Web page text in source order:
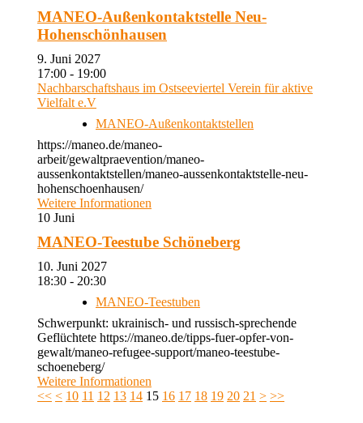
MANEO-Außenkontaktstelle Neu-
Hohenschönhausen
9. Juni 2027
17:00 - 19:00
Nachbarschaftshaus im Ostseeviertel Verein für aktive
Vielfalt e.V
MANEO-Außenkontaktstellen
https://maneo.de/maneo-
arbeit/gewaltpraevention/maneo-
aussenkontaktstellen/maneo-aussenkontaktstelle-neu-
hohenschoenhausen/
Weitere Informationen
10 Juni
MANEO-Teestube Schöneberg
10. Juni 2027
18:30 - 20:30
MANEO-Teestuben
Schwerpunkt: ukrainisch- und russisch-sprechende
Geflüchtete https://maneo.de/tipps-fuer-opfer-von-
gewalt/maneo-refugee-support/maneo-teestube-
schoeneberg/
Weitere Informationen
<< < 10 11 12 13 14 15 16 17 18 19 20 21 > >>